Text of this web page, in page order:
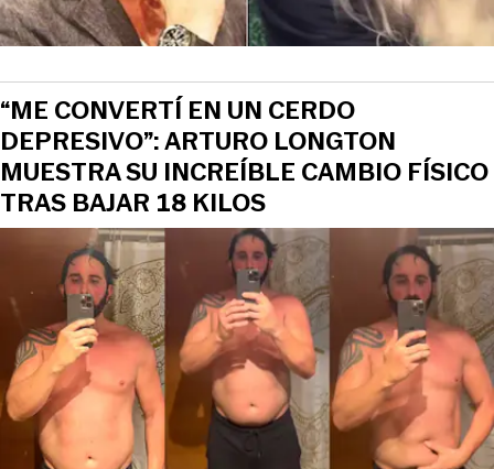
“ME CONVERTÍ EN UN CERDO
DEPRESIVO”: ARTURO LONGTON
MUESTRA SU INCREÍBLE CAMBIO FÍSICO
TRAS BAJAR 18 KILOS